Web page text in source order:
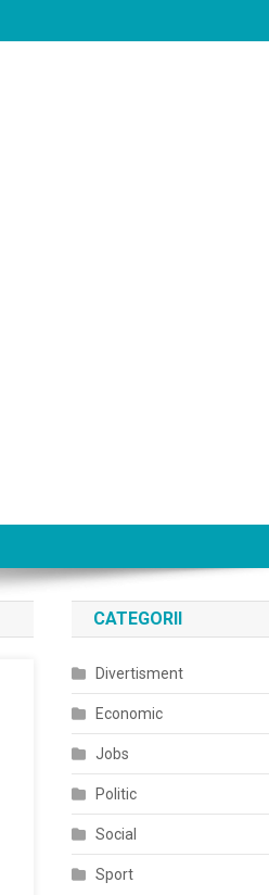
CATEGORII
Divertisment
Economic
Jobs
Politic
Social
Sport